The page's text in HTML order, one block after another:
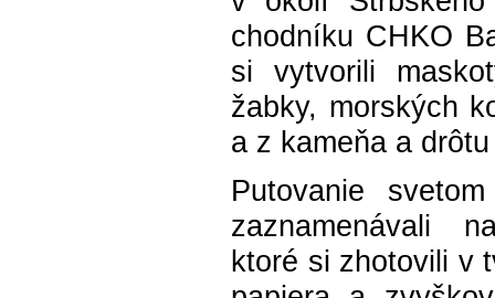
chodníku CHKO
si vytvorili
žabky, morských
a z kameňa a
Putovanie
zaznamenávali
ktoré si zhotovili v